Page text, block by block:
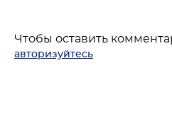
Чтобы оставить
авторизуйтесь